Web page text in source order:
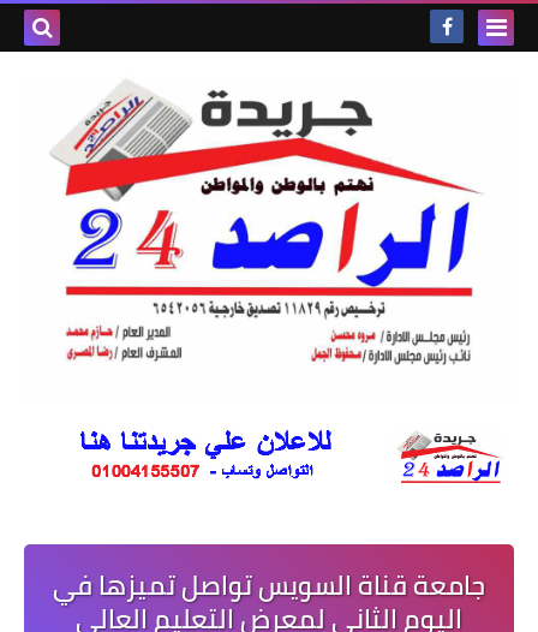
جامعة قناة السويس تواصل تميزها في
اليوم الثاني لمعرض التعليم العالي